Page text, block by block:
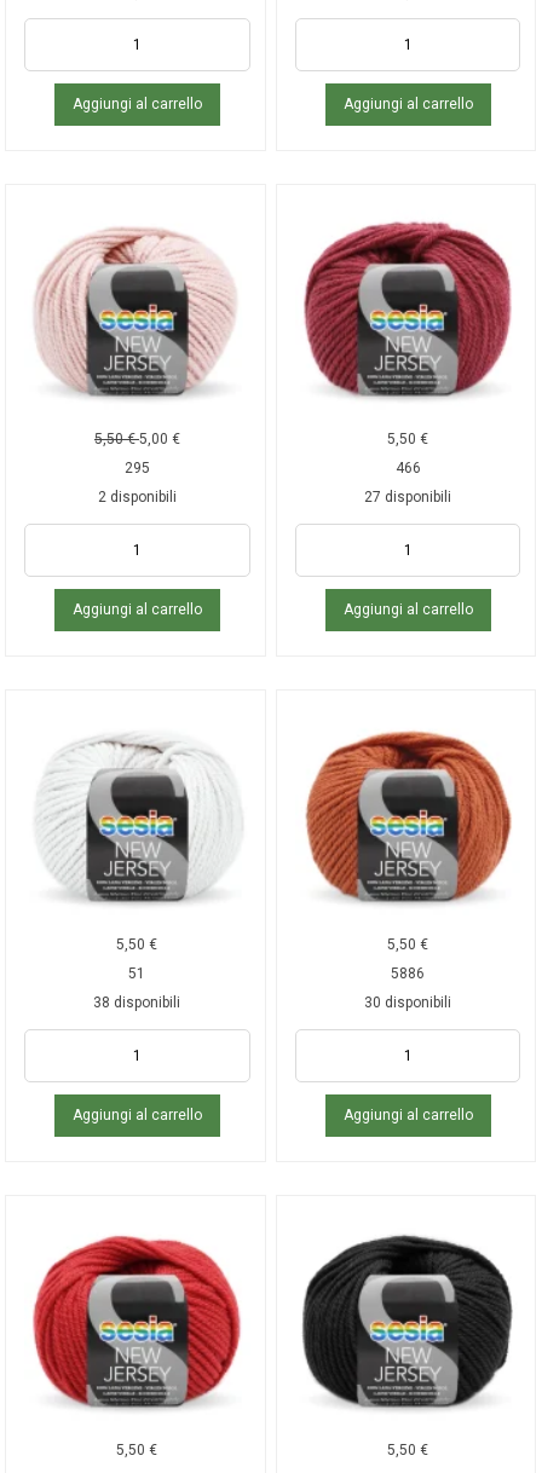
Aggiungi al carrello Aggiungi al carrello
5,50€ 5,00 €
295
2 disponibili
Aggiungi al carrello
5,50€
466
27 disponibili
Aggiungi al carrello
5,50€
51
38 disponibili
Aggiungi al carrello
5,50€
5886
30 disponibili
Aggiungi al carrello
5,50€
5,50€